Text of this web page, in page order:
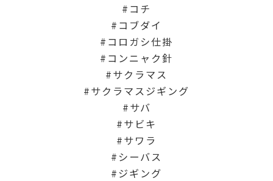
コチ
コブダイ
コロガシ仕掛
コンニャク針
サクラマス
サクラマスジギング
サバ
サビキ
サワラ
シーバス
ジギング